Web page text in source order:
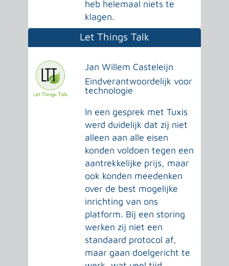
heb helemaal niets te
klagen.
Let Things Talk
Jan Willem Casteleijn
Eindverantwoordelijk voor
technologie
In een gesprek met Tuxis
werd duidelijk dat zij niet
alleen aan alle eisen
konden voldoen tegen een
aantrekkelijke prijs, maar
ook konden meedenken
over de best mogelijke
inrichting van ons
platform. Bij een storing
werken zij niet een
standaard protocol af,
maar gaan doelgericht te